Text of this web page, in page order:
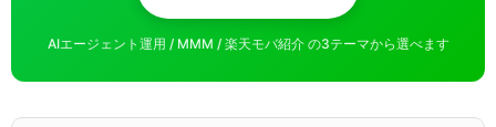
AIエージェント運用 / MMM / 楽天モバ紹介 の3テーマから選べます